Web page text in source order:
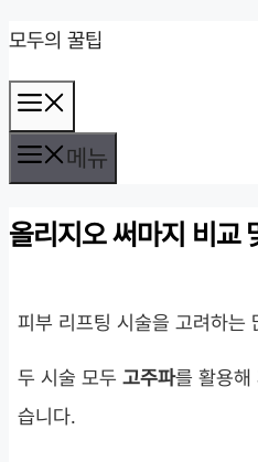
컨
텐
츠
로
너
모두의 꿀팁
뉴
메뉴
올리지오 써마지 비교
피부 리프팅 시술을 고려하는
두 시술 모두 고주파를 활용해
습니다.